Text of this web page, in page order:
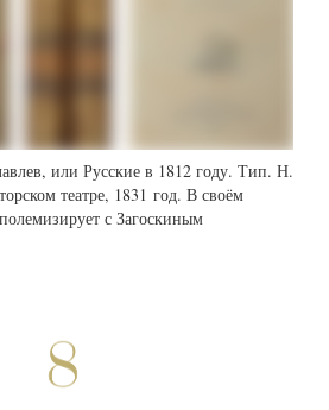
или Русские в 1812 году. Тип. Н.
театре, 1831 год. В своём
с Загоскиным